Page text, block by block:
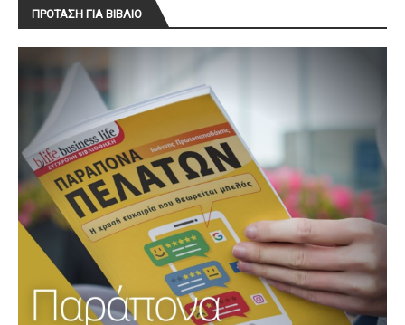
ΠΡΟΤΑΣΗ ΓΙΑ ΒΙΒΛΙΟ